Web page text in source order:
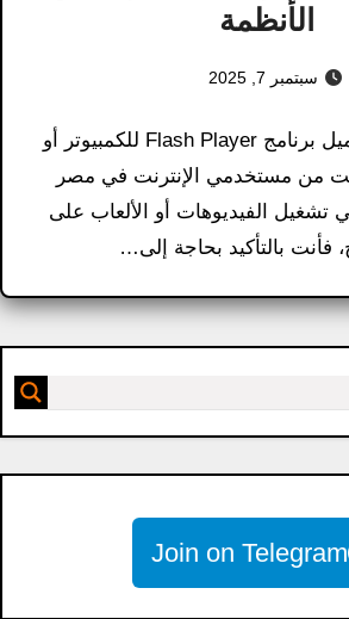
الأنظمة
سبتمبر 7, 2025
هل تبحث عن تحميل برنامج Flash Player للكمبيوتر أو
كنت من مستخدمي الإنترنت في مصر
تشغيل الفيديوهات أو الألعاب على
فأنت بالتأكيد بحاجة إلى…
Join on Telegram